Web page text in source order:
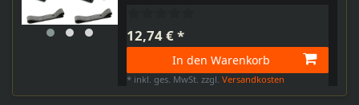
12,74 € *
In den Warenkorb
* inkl. ges. MwSt. zzgl.Versandkosten